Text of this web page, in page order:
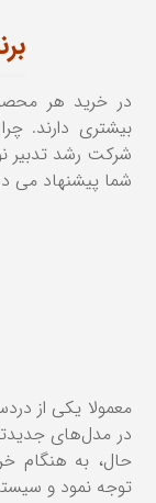
در خرید هر
بیشتری دارند.
شرکت رشد تدبیر
شما پیشنهاد می
معمولا یکی از
در مدل‌های
حال، به هنگام
توجه نمود و